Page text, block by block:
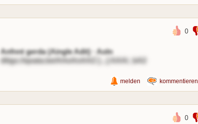
0
Anfnnt gerda (Aingle Adit) · Aoln
dttgs://qoata.be/AAeAnAAZ [...] AAAi_bA2
melden kommentieren
0